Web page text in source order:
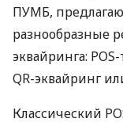
ПУМБ,
разнообразные
эквайринга:
QR-эквайринг
Классический